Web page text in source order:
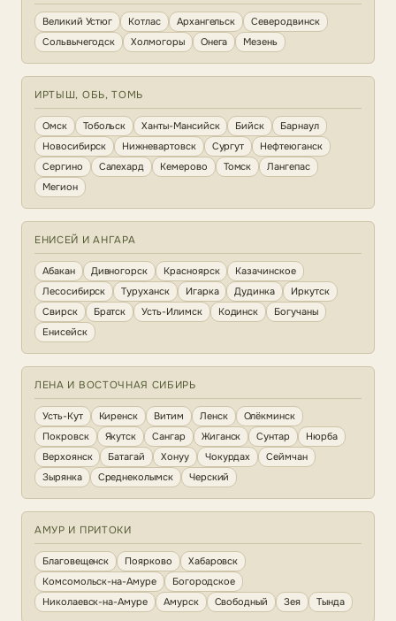
Великий Устюг Котлас Архангельск
Северодвинск
Сольвычегодск
Холмогоры Онега Мезень
ИРТЫШ, ОБЬ, ТОМЬ
Омск Тобольск Ханты-Мансийск Бийск
Барнаул
Новосибирск
Нижневартовск Сургут
Нефтеюганск
Сергино
Салехард Кемерово Томск
Лангепас
Мегион
ЕНИСЕЙ И АНГАРА
Абакан Дивногорск Красноярск
Казачинское
Лесосибирск
Туруханск Игарка Дудинка
Иркутск
Свирск
Братск Усть-Илимск Кодинск
Богучаны
Енисейск
ЛЕНА И ВОСТОЧНАЯ СИБИРЬ
Усть-Кут Киренск Витим Ленск
Олёкминск
Покровск
Якутск Сангар Жиганск Сунтар
Нюрба
Верхоянск
Батагай Хонуу Чокурдах
Сеймчан
Зырянка
Среднеколымск Черский
АМУР И ПРИТОКИ
Благовещенск Поярково
Хабаровск
Комсомольск-на-Амуре
Богородское
Николаевск-на-Амуре
Амурск Свободный Зея Тында